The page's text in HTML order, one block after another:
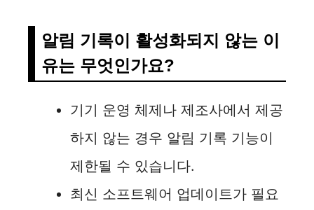
알림 기록이 활성화되지 않는 이
유는 무엇인가요?
기기 운영 체제나 제조사에서 제공
하지 않는 경우 알림 기록 기능이
제한될 수 있습니다.
최신 소프트웨어 업데이트가 필요